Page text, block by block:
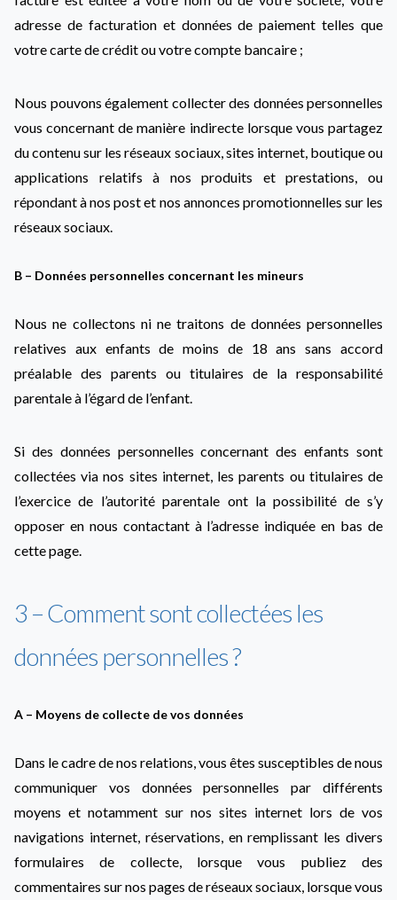
adresse de facturation et données de paiement telles que
votre carte de crédit ou votre compte bancaire ;
Nous pouvons également collecter des données personnelles
vous concernant de manière indirecte lorsque vous partagez
du contenu sur les réseaux sociaux, sites internet, boutique ou
applications relatifs à nos produits et prestations, ou
répondant à nos post et nos annonces promotionnelles sur les
réseaux sociaux.
B – Données personnelles concernant les mineurs
Nous ne collectons ni ne traitons de données personnelles
relatives aux enfants de moins de 18 ans sans accord
préalable des parents ou titulaires de la responsabilité
parentale à l’égard de l’enfant.
Si des données personnelles concernant des enfants sont
collectées via nos sites internet, les parents ou titulaires de
l’exercice de l’autorité parentale ont la possibilité de s’y
opposer en nous contactant à l’adresse indiquée en bas de
cette page.
3 – Comment sont collectées les
données personnelles ?
A – Moyens de collecte de vos données
Dans le cadre de nos relations, vous êtes susceptibles de nous
communiquer vos données personnelles par différents
moyens et notamment sur nos sites internet lors de vos
navigations internet, réservations, en remplissant les divers
formulaires de collecte, lorsque vous publiez des
commentaires sur nos pages de réseaux sociaux, lorsque vous